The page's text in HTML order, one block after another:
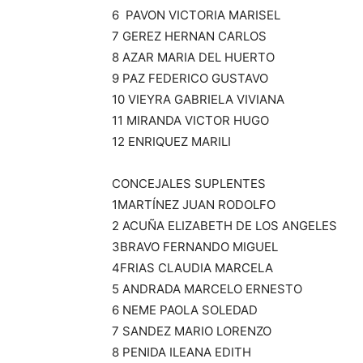
6 PAVON VICTORIA MARISEL
7 GEREZ HERNAN CARLOS
8 AZAR MARIA DEL HUERTO
9 PAZ FEDERICO GUSTAVO
10 VIEYRA GABRIELA VIVIANA
11 MIRANDA VICTOR HUGO
12 ENRIQUEZ MARILI
CONCEJALES SUPLENTES
1MARTÍNEZ JUAN RODOLFO
2 ACUÑA ELIZABETH DE LOS ANGELES
3BRAVO FERNANDO MIGUEL
4FRIAS CLAUDIA MARCELA
5 ANDRADA MARCELO ERNESTO
6 NEME PAOLA SOLEDAD
7 SANDEZ MARIO LORENZO
8 PENIDA ILEANA EDITH